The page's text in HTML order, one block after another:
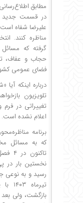
مطابق
در قسمت جدید
علیرضا شفاه است
مناظره کنند.
گرفته که
حجاب و عفاف،
فضای عمومی
درباره اینکه
تلویزیون
تغییراتی در
اعلام نشده است.
برنامه
که به مسائل
رسید و به نوعی
بازگشت، ولی